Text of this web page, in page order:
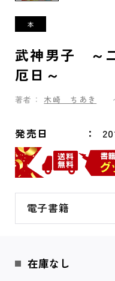
武神男子 ～
厄日～
著者： 木崎 ちあき
発売日
電子書籍
在庫なし